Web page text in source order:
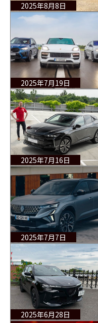
2025年8月8日
2025年7月19日
2025年7月16日
2025年7月7日
2025年6月28日